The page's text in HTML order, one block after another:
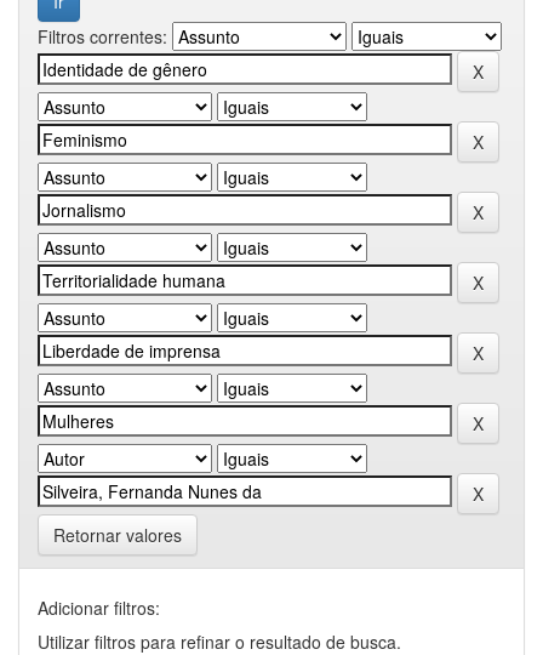
Filtros correntes:
Retornar valores
Adicionar filtros:
Utilizar filtros para refinar o resultado de busca.